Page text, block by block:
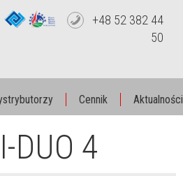
+48 52 382 44
50
Cennik Aktualności
DUO 4